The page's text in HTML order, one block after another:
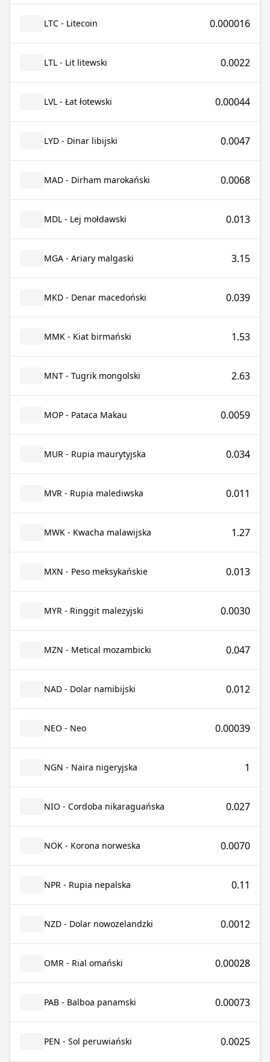
LTC - Litecoin 0.000016
LTL - Lit litewski 0.0022
LVL - Łat łotewski 0.00044
LYD - Dinar libijski 0.0047
MAD - Dirham marokański 0.0068
MDL - Lej mołdawski 0.013
MGA - Ariary malgaski 3.15
MKD - Denar macedoński 0.039
MMK - Kiat birmański 1.53
MNT - Tugrik mongolski 2.63
MOP - Pataca Makau 0.0059
MUR - Rupia maurytyjska 0.034
MVR - Rupia malediwska 0.011
MWK - Kwacha malawijska 1.27
MXN - Peso meksykańskie 0.013
MYR - Ringgit malezyjski 0.0030
MZN - Metical mozambicki 0.047
NAD - Dolar namibijski 0.012
NEO - Neo 0.00039
NGN - Naira nigeryjska 1
NIO - Cordoba nikaraguańska 0.027
NOK - Korona norweska 0.0070
NPR - Rupia nepalska 0.11
NZD - Dolar nowozelandzki 0.0012
OMR - Rial omański 0.00028
PAB - Balboa panamski 0.00073
PEN - Sol peruwiański 0.0025